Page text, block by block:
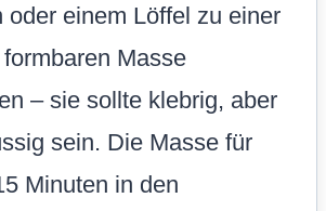
oder einem Löffel zu einer
Masse
– sie sollte klebrig, aber
sein. Die Masse für
Minuten in den